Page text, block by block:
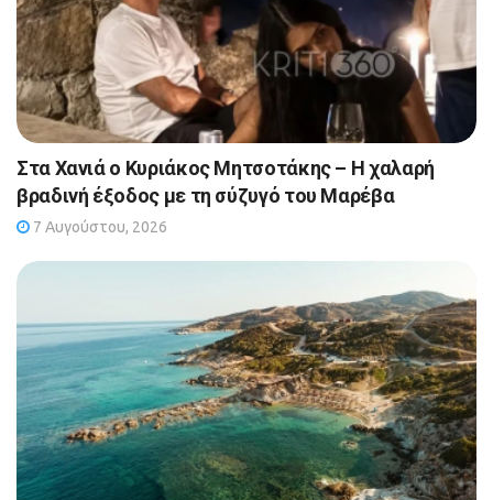
Στα Χανιά ο Κυριάκος Μητσοτάκης – Η χαλαρή
βραδινή έξοδος με τη σύζυγό του Μαρέβα
7 Αυγούστου, 2026